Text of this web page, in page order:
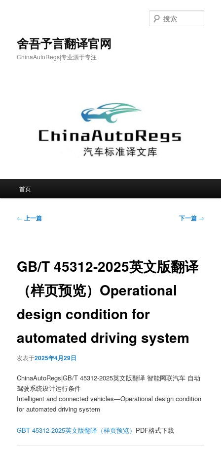
舍吾予言翻译官网
ChinaAutoRegs|专业源于专注
索
首页
文
← 上一篇 下一篇 →
GB/T 45312-2025英文版翻译
（样页预览）Operational
design condition for
automated driving system
发表于2025年4月29日
ChinaAutoRegs|GB/T 45312-2025英文版翻译 智能网联汽车 自动
驾驶系统设计运行条件
Intelligent and connected vehicles—Operational design condition
for automated driving system
GBT 45312-2025英文版翻译（样页预览） PDF格式下载